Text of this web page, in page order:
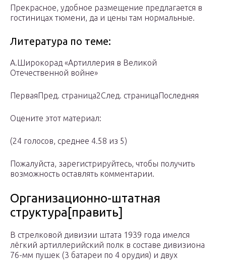
Прекрасное, удобное размещение предлагается в
гостиницах тюмени, да и цены там нормальные.
Литература по теме:
А.Широкорад «Артиллерия в Великой
Отечественной войне»
ПерваяПред. страница2След. страницаПоследняя
Оцените этот материал:
(24 голосов, среднее 4.58 из 5)
Пожалуйста, зарегистрируйтесь, чтобы получить
возможность оставлять комментарии.
Организационно-штатная
структура[править]
В стрелковой дивизии штата 1939 года имелся
лёгкий артиллерийский полк в составе дивизиона
76-мм пушек (3 батареи по 4 орудия) и двух